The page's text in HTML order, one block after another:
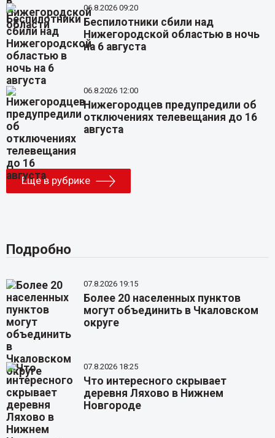
06.8.2026 09:20
Беспилотники сбили над
Нижегородской областью в ночь
на 6 августа
06.8.2026 12:00
Нижегородцев предупредили об
отключениях телевещания до 16
августа
Еще в рубрике
Подробно
07.8.2026 19:15
Более 20 населенных пунктов
могут объединить в Чкаловском
округе
07.8.2026 18:25
Что интересного скрывает
деревня Ляхово в Нижнем
Новгороде